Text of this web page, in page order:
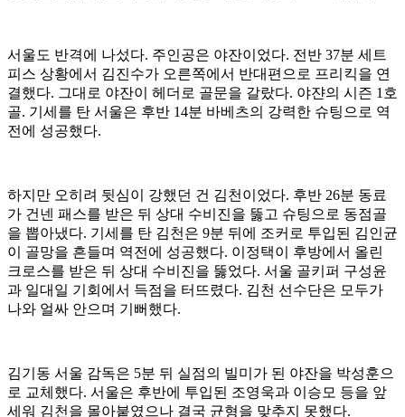
서울도 반격에 나섰다. 주인공은 야잔이었다. 전반 37분 세트
피스 상황에서 김진수가 오른쪽에서 반대편으로 프리킥을 연
결했다. 그대로 야잔이 헤더로 골문을 갈랐다. 야쟌의 시즌 1호
골. 기세를 탄 서울은 후반 14분 바베츠의 강력한 슈팅으로 역
전에 성공했다.
하지만 오히려 뒷심이 강했던 건 김천이었다. 후반 26분 동료
가 건넨 패스를 받은 뒤 상대 수비진을 뚫고 슈팅으로 동점골
을 뽑아냈다. 기세를 탄 김천은 9분 뒤에 조커로 투입된 김인균
이 골망을 흔들며 역전에 성공했다. 이정택이 후방에서 올린
크로스를 받은 뒤 상대 수비진을 뚫었다. 서울 골키퍼 구성윤
과 일대일 기회에서 득점을 터뜨렸다. 김천 선수단은 모두가
나와 얼싸 안으며 기뻐했다.
김기동 서울 감독은 5분 뒤 실점의 빌미가 된 야잔을 박성훈으
로 교체했다. 서울은 후반에 투입된 조영욱과 이승모 등을 앞
세워 김천을 몰아붙였으나 결국 균형을 맞추지 못했다.